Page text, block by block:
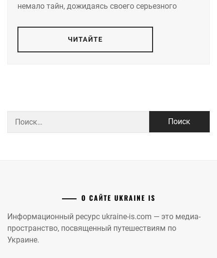
немало тайн, дожидаясь своего серьезного
ЧИТАЙТЕ
О САЙТЕ UKRAINE IS
Информационный ресурс ukraine-is.com — это медиа-
пространство, посвященный путешествиям по
Украине.